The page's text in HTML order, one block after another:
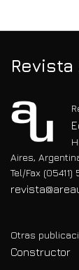
Aires,
Tel/Fax
Otras
Constructor